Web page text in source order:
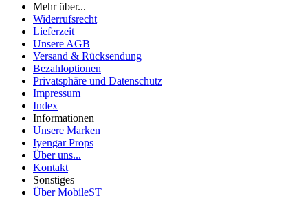
Mehr über...
Widerrufsrecht
Lieferzeit
Unsere AGB
Versand & Rücksendung
Bezahloptionen
Privatsphäre und Datenschutz
Impressum
Index
Informationen
Unsere Marken
Iyengar Props
Über uns...
Kontakt
Sonstiges
Über MobileST